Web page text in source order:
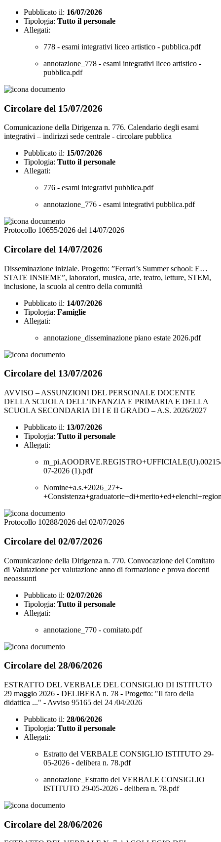
Pubblicato il: 16/07/2026
Tipologia: Tutto il personale
Allegati:
778 - esami integrativi liceo artistico - pubblica.pdf
annotazione_778 - esami integrativi liceo artistico -
pubblica.pdf
Circolare del 15/07/2026
Comunicazione della Dirigenza n. 776. Calendario degli esami
integrativi – indirizzi sede centrale - circolare pubblica
Pubblicato il: 15/07/2026
Tipologia: Tutto il personale
Allegati:
776 - esami integrativi pubblica.pdf
annotazione_776 - esami integrativi pubblica.pdf
Protocollo 10655/2026 del 14/07/2026
Circolare del 14/07/2026
Disseminazione iniziale. Progetto: ”Ferrari’s Summer school: E…
STATE INSIEME”, laboratori, musica, arte, teatro, letture, STEM,
inclusione, la scuola al centro della comunità
Pubblicato il: 14/07/2026
Tipologia: Famiglie
Allegati:
annotazione_disseminazione piano estate 2026.pdf
Circolare del 13/07/2026
AVVISO – ASSUNZIONI DEL PERSONALE DOCENTE
DELLA SCUOLA DELL’INFANZIA E PRIMARIA E DELLA
SCUOLA SECONDARIA DI I E II GRADO – A.S. 2026/2027
Pubblicato il: 13/07/2026
Tipologia: Tutto il personale
Allegati:
07-2026 (1).pdf
Nomine+a.s.+2026_27+-
Protocollo 10288/2026 del 02/07/2026
Circolare del 02/07/2026
Comunicazione della Dirigenza n. 770. Convocazione del Comitato
di Valutazione per valutazione anno di formazione e prova docenti
neoassunti
Pubblicato il: 02/07/2026
Tipologia: Tutto il personale
Allegati:
annotazione_770 - comitato.pdf
Circolare del 28/06/2026
ESTRATTO DEL VERBALE DEL CONSIGLIO DI ISTITUTO
29 maggio 2026 - DELIBERA n. 78 - Progetto: "Il faro della
didattica ..." - Avviso 95165 del 24 /04/2026
Pubblicato il: 28/06/2026
Tipologia: Tutto il personale
Allegati:
Estratto del VERBALE CONSIGLIO ISTITUTO 29-
05-2026 - delibera n. 78.pdf
annotazione_Estratto del VERBALE CONSIGLIO
ISTITUTO 29-05-2026 - delibera n. 78.pdf
Circolare del 28/06/2026